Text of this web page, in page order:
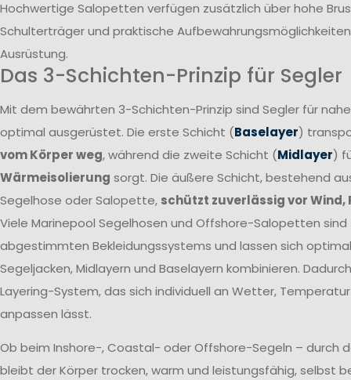
Hochwertige Salopetten verfügen zusätzlich über hohe
Schulterträger und praktische
Ausrüstung.
Das 3-Schichten-Prinzip für Segler
Mit dem bewährten 3-Schichten-Prinzip sind Segler für
optimal ausgerüstet. Die erste Schicht (Baselayer)
vom Körper weg, während die zweite Schicht (Midlayer)
Wärmeisolierung sorgt. Die äußere Schicht, bestehend
Segelhose oder Salopette, schützt zuverlässig vor Wind,
Viele Marinepool Segelhosen und Offshore-Salopetten sind
abgestimmten Bekleidungssystems und lassen sich
Segeljacken, Midlayern und Baselayern kombinieren.
Layering-System, das sich individuell an Wetter,
anpassen lässt.
Ob beim Inshore-, Coastal- oder Offshore-Segeln – durch
bleibt der Körper trocken, warm und leistungsfähig, selbst